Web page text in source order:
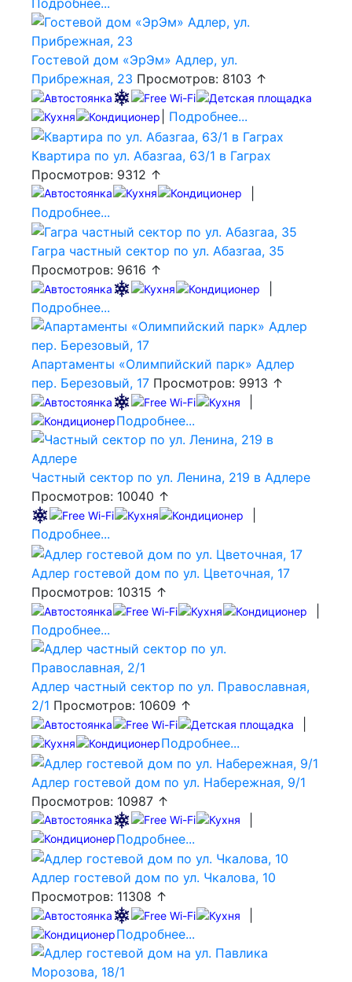
Гостевой дом «ЭрЭм» Адлер, ул.
Прибрежная, 23 Просмотров: 8103 ↑
Подробнее...
Квартира по ул. Абазгаа, 63/1 в Гаграх
Просмотров: 9312 ↑
Подробнее...
Гагра частный сектор по ул. Абазгаа, 35
Просмотров: 9616 ↑
Подробнее...
Апартаменты «Олимпийский парк» Адлер
пер. Березовый, 17 Просмотров: 9913 ↑
Подробнее...
Частный сектор по ул. Ленина, 219 в Адлере
Просмотров: 10040 ↑
Подробнее...
Адлер гостевой дом по ул. Цветочная, 17
Просмотров: 10315 ↑
Подробнее...
Адлер частный сектор по ул. Православная,
2/1 Просмотров: 10609 ↑
Подробнее...
Адлер гостевой дом по ул. Набережная, 9/1
Просмотров: 10987 ↑
Подробнее...
Адлер гостевой дом по ул. Чкалова, 10
Просмотров: 11308 ↑
Подробнее...